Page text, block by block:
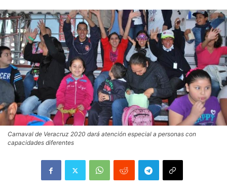
Carnaval de Veracruz 2020 dará atención especial a personas con
capacidades diferentes